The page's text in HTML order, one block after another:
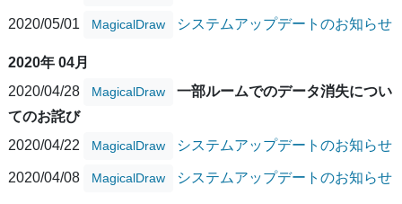
2020/05/01 MagicalDraw システムアップデートのお知らせ
2020年 04月
2020/04/28
MagicalDraw
一部ルームでのデータ消失につい
てのお詫び
2020/04/22
MagicalDraw システムアップデートのお知らせ
2020/04/08 MagicalDraw システムアップデートのお知らせ